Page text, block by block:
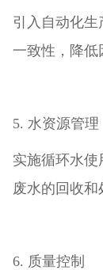
引入自动化
一致性，降低
5. 水资源管理
实施循环水
废水的回收和
6. 质量控制